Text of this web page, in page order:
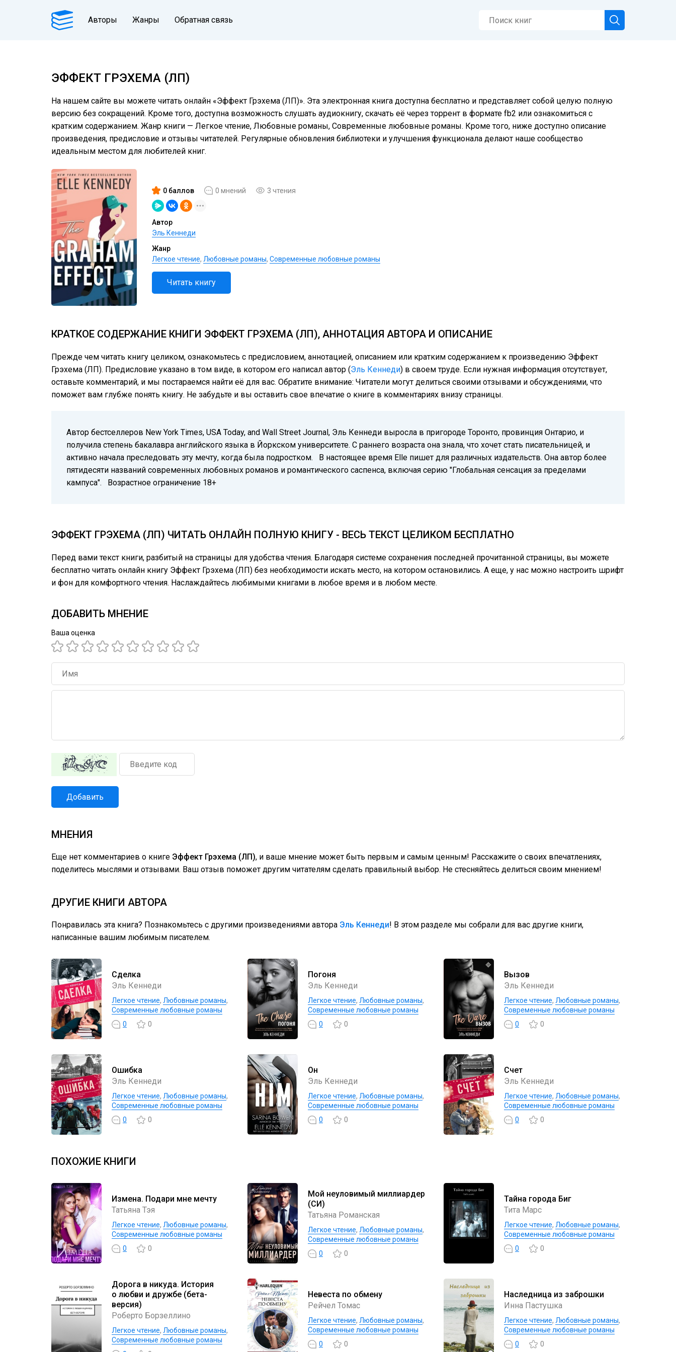
Авторы Жанры Обратная связь
ЭФФЕКТ ГРЭХЕМА (ЛП)
На нашем сайте вы можете читать онлайн «Эффект Грэхема (ЛП)». Эта электронная книга доступна бесплатно и представляет собой целую полную
версию без сокращений. Кроме того, доступна возможность слушать аудиокнигу, скачать её через торрент в формате fb2 или ознакомиться с
кратким содержанием. Жанр книги — Легкое чтение, Любовные романы, Современные любовные романы. Кроме того, ниже доступно описание
произведения, предисловие и отзывы читателей. Регулярные обновления библиотеки и улучшения функционала делают наше сообщество
идеальным местом для любителей книг.
0 баллов 0 мнений 3 чтения
Автор
Эль Кеннеди
Жанр
Легкое чтение, Любовные романы, Современные любовные романы
Читать книгу
КРАТКОЕ СОДЕРЖАНИЕ КНИГИ ЭФФЕКТ ГРЭХЕМА (ЛП), АННОТАЦИЯ АВТОРА И ОПИСАНИЕ
Прежде чем читать книгу целиком, ознакомьтесь с предисловием, аннотацией, описанием или кратким содержанием к произведению Эффект
Грэхема (ЛП). Предисловие указано в том виде, в котором его написал автор (Эль Кеннеди) в своем труде. Если нужная информация отсутствует,
оставьте комментарий, и мы постараемся найти её для вас. Обратите внимание: Читатели могут делиться своими отзывами и обсуждениями, что
поможет вам глубже понять книгу. Не забудьте и вы оставить свое впечатие о книге в комментариях внизу страницы.
Автор бестселлеров New York Times, USA Today, and Wall Street Journal, Эль Кеннеди выросла в пригороде Торонто, провинция Онтарио, и
получила степень бакалавра английского языка в Йоркском университете. С раннего возраста она знала, что хочет стать писательницей, и
активно начала преследовать эту мечту, когда была подростком. В настоящее время Elle пишет для различных издательств. Она автор более
пятидесяти названий современных любовных романов и романтического саспенса, включая серию "Глобальная сенсация за пределами
кампуса". Возрастное ограничение 18+
ЭФФЕКТ ГРЭХЕМА (ЛП) ЧИТАТЬ ОНЛАЙН ПОЛНУЮ КНИГУ - ВЕСЬ ТЕКСТ ЦЕЛИКОМ БЕСПЛАТНО
Перед вами текст книги, разбитый на страницы для удобства чтения. Благодаря системе сохранения последней прочитанной страницы, вы можете
бесплатно читать онлайн книгу Эффект Грэхема (ЛП) без необходимости искать место, на котором остановились. А еще, у нас можно настроить шрифт
и фон для комфортного чтения. Наслаждайтесь любимыми книгами в любое время и в любом месте.
ДОБАВИТЬ МНЕНИЕ
Ваша оценка
Добавить
МНЕНИЯ
Еще нет комментариев о книге Эффект Грэхема (ЛП), и ваше мнение может быть первым и самым ценным! Расскажите о своих впечатлениях,
поделитесь мыслями и отзывами. Ваш отзыв поможет другим читателям сделать правильный выбор. Не стесняйтесь делиться своим мнением!
ДРУГИЕ КНИГИ АВТОРА
Понравилась эта книга? Познакомьтесь с другими произведениями автора Эль Кеннеди! В этом разделе мы собрали для вас другие книги,
написанные вашим любимым писателем.
Сделка
Эль Кеннеди
Легкое чтение, Любовные романы,
Современные любовные романы
0
0
Погоня
Эль Кеннеди
Легкое чтение, Любовные романы,
Современные любовные романы
0
0
Вызов
Эль Кеннеди
Легкое чтение, Любовные романы,
Современные любовные романы
0
0
Ошибка
Эль Кеннеди
Легкое чтение, Любовные романы,
Современные любовные романы
0
0
Он
Эль Кеннеди
Легкое чтение, Любовные романы,
Современные любовные романы
0
0
Счет
Эль Кеннеди
Легкое чтение, Любовные романы,
Современные любовные романы
0
0
ПОХОЖИЕ КНИГИ
Измена. Подари мне мечту
Татьяна Тэя
Легкое чтение, Любовные романы,
Современные любовные романы
0
0
Мой неуловимый миллиардер
(СИ)
Татьяна Романская
Легкое чтение, Любовные романы,
Современные любовные романы
0
0
Тайна города Биг
Тита Марс
Легкое чтение, Любовные романы,
Современные любовные романы
0
0
Дорога в никуда. История
о любви и дружбе (бета-
версия)
Роберто Борзеллино
Легкое чтение, Любовные романы,
Современные любовные романы
Невеста по обмену
Рейчел Томас
Легкое чтение, Любовные романы,
Современные любовные романы
0
0
Наследница из заброшки
Инна Пастушка
Легкое чтение, Любовные романы,
Современные любовные романы
0
0